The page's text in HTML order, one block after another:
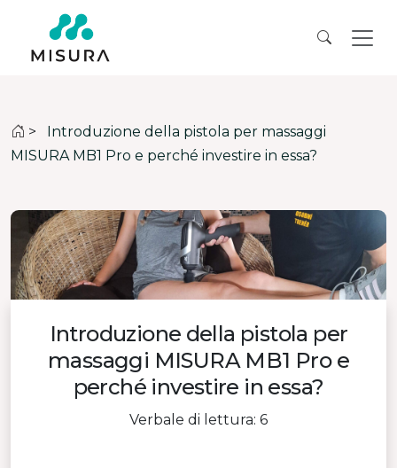
>
Introduzione della pistola per massaggi
MISURA MB1 Pro e perché investire in essa?
Introduzione della pistola per
massaggi MISURA MB1 Pro e
perché investire in essa?
Verbale di lettura: 6